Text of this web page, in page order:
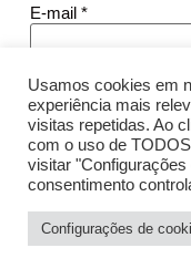
E-mail *
Site
Salvar meus dados
que eu comentar.
Usamos cookies em
experiência mais
visitas repetidas. Ao
com o uso de
visitar
consentimento
Configurações de